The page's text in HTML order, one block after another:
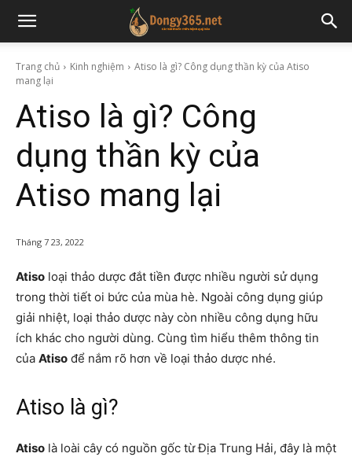
Trang chủ Kinh nghiệm
Atiso là gì? Công dụng thần kỳ của Atiso
mang lại
Atiso là gì? Công
dụng thần kỳ của
Atiso mang lại
Tháng 7 23, 2022
Atiso loại thảo dược đắt tiền được nhiều người sử dụng
trong thời tiết oi bức của mùa hè. Ngoài công dụng giúp
giải nhiệt, loại thảo dược này còn nhiều công dụng hữu
ích khác cho người dùng. Cùng tìm hiểu thêm thông tin
của Atiso để nắm rõ hơn về loại thảo dược nhé.
Atiso là gì?
Atiso là loài cây có nguồn gốc từ Địa Trung Hải, đây là một